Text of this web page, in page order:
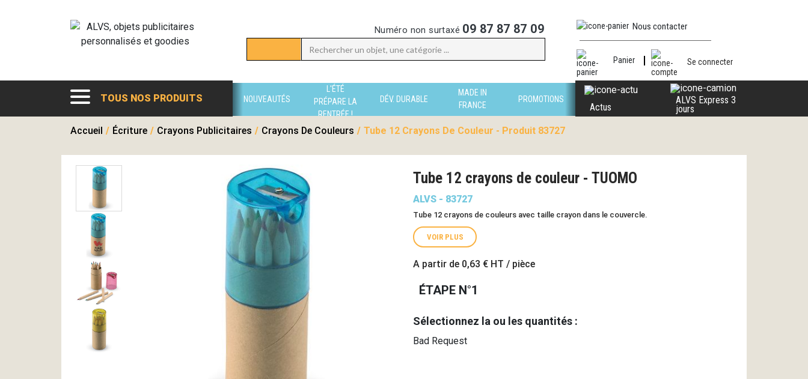
Numéro non surtaxé 09 87 87 87 09 Nous contacter
Panier Se connecter
TOUS NOS PRODUITS NOUVEAUTÉS
L'ÉTÉ
PRÉPARE LA
RENTRÉE !
DÉV. DURABLE
MADE IN
FRANCE
PROMOTIONS
Actus
ALVS Express 3
jours
Accueil / Écriture / Crayons Publicitaires / Crayons De Couleurs / Tube 12 Crayons De Couleur - Produit 83727
Tube 12 crayons de couleur - TUOMO
ALVS - 83727
Tube 12 crayons de couleurs avec taille crayon dans le couvercle.
VOIR PLUS
A partir de 0,63 € HT / pièce
ÉTAPE N°1
Sélectionnez la ou les quantités :
Bad Request